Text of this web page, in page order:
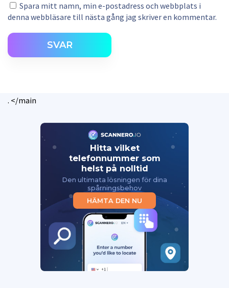
Spara mitt namn, min e-postadress och webbplats i
denna webbläsare till nästa gång jag skriver en kommentar.
SVAR
. </main
Hitta vilket
telefonnummer som
helst på nolltid
Den ultimata lösningen för dina
spårningsbehov
HÄMTA DEN NU